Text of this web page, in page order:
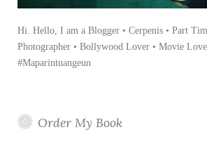
Hi. Hello, I am a Blogger • Cerpenis • Part
Photographer • Bollywood Lover • Movie
#Maparintuangeun
Order My Book